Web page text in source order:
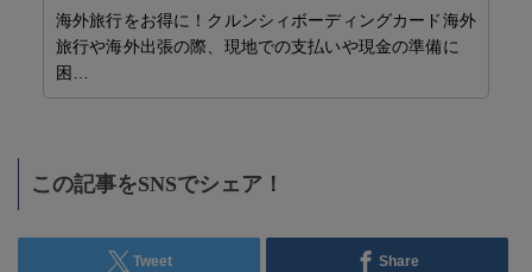
海外旅行をお得に！クルンシィボーディングカード海外
旅行や海外出張の際、現地での支払いや現金の準備に
困…
この記事をSNSでシェア！
Tweet Share